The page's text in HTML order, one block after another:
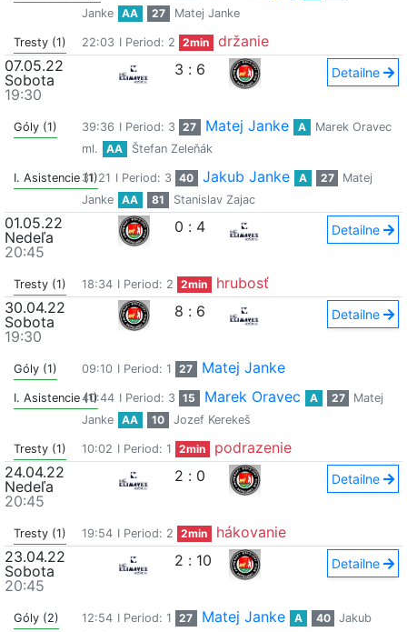
Janke
AA 27 Matej Janke
Tresty (1) 22:03 I Period: 2 2min
držanie
07.05.22
Sobota
19:30
3 : 6 Detailne
Góly (1) 39:36 I Period: 3 27 Matej Janke A
Marek Oravec
ml.
AA Štefan Zeleňák
I. Asistencie (1)31:21 I Period: 3 40 Jakub Janke A 27
Matej
Janke
AA 81 Stanislav Zajac
01.05.22
Nedeľa
20:45
0 : 4 Detailne
Tresty (1) 18:34 I Period: 2 2min
hrubosť
30.04.22
Sobota
19:30
8 : 6 Detailne
Góly (1) 09:10 I Period: 1 27 Matej Janke
I. Asistencie (1)40:44 I Period: 3 15 Marek Oravec A 27
Matej
Janke
AA 10 Jozef Kerekeš
Tresty (1) 10:02 I Period: 1 2min
podrazenie
24.04.22
Nedeľa
20:45
2 : 0 Detailne
Tresty (1) 19:54 I Period: 2 2min
hákovanie
23.04.22
Sobota
20:45
2 : 10 Detailne
Góly (2) 12:54 I Period: 1 27 Matej Janke A 40
Jakub